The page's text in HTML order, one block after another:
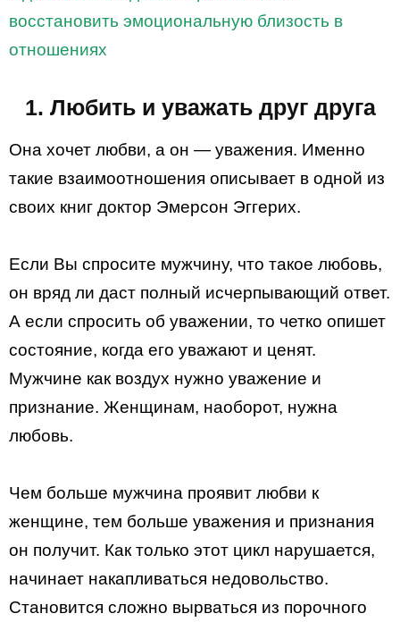
восстановить эмоциональную близость в
отношениях
1. Любить и уважать друг друга
Она хочет любви, а он — уважения. Именно
такие взаимоотношения описывает в одной из
своих книг доктор Эмерсон Эггерих.
Если Вы спросите мужчину, что такое любовь,
он вряд ли даст полный исчерпывающий ответ.
А если спросить об уважении, то четко опишет
состояние, когда его уважают и ценят.
Мужчине как воздух нужно уважение и
признание. Женщинам, наоборот, нужна
любовь.
Чем больше мужчина проявит любви к
женщине, тем больше уважения и признания
он получит. Как только этот цикл нарушается,
начинает накапливаться недовольство.
Становится сложно вырваться из порочного